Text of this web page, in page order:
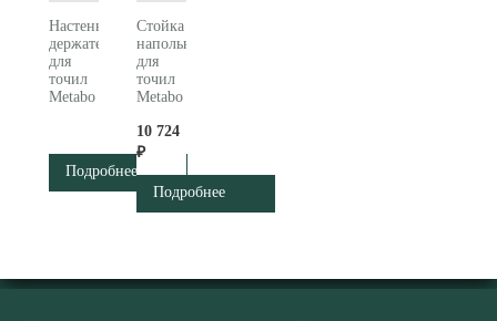
Настенный
держатель
для
точил
Metabo
Подробнее
Стойка
напольная
для
точил
Metabo
10 724
₽
Подробнее